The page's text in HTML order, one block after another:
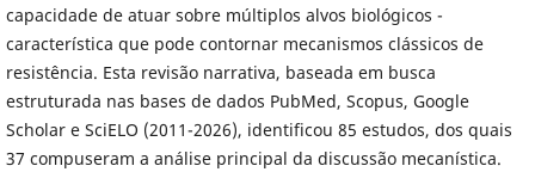
capacidade de atuar sobre múltiplos alvos biológicos -
característica que pode contornar mecanismos clássicos de
resistência. Esta revisão narrativa, baseada em busca
estruturada nas bases de dados PubMed, Scopus, Google
Scholar e SciELO (2011-2026), identificou 85 estudos, dos quais
37 compuseram a análise principal da discussão mecanística.